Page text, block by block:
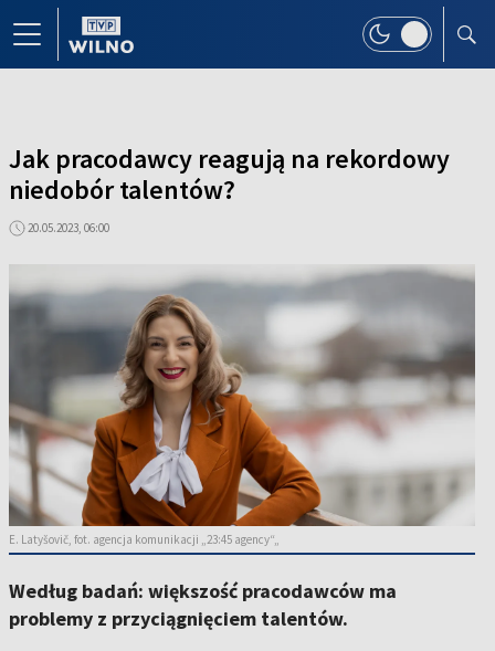
Jak pracodawcy reagują na rekordowy
niedobór talentów?
20.05.2023, 06:00
E. Latyšovič, fot. agencja komunikacji „23:45 agency“„
Według badań: większość pracodawców ma
problemy z przyciągnięciem talentów.